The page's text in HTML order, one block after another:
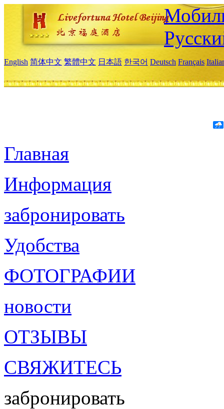
English 简体中文 繁體中文 日本語 한국어 Deutsch Français
Главная
Информация
забронировать
Удобства
ФОТОГРАФИИ
новости
ОТЗЫВЫ
СВЯЖИТЕСЬ
забронировать